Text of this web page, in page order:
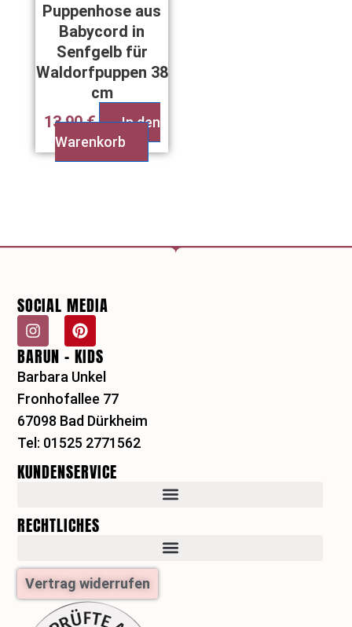
Puppenhose aus
Babycord in
Senfgelb für
Waldorfpuppen 38
cm
13,90€
In den
Warenkorb
SOCIAL MEDIA
I
n
s
t
a
g
r
a
m
P
i
n
t
e
r
e
s
t
BARUN - KIDS
Barbara Unkel
Fronhofallee 77
67098 Bad Dürkheim
Tel: 01525 2771562
KUNDENSERVICE
RECHTLICHES
Vertrag widerrufen